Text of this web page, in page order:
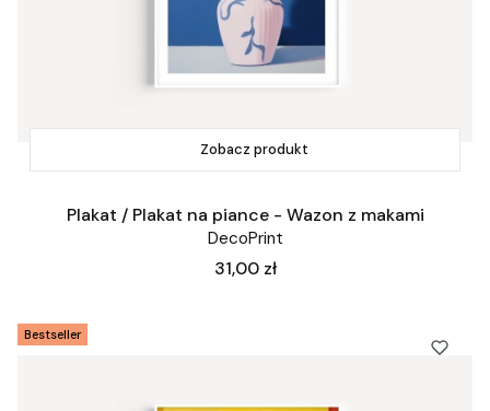
Zobacz produkt
Plakat / Plakat na piance - Wazon z makami
DecoPrint
Cena
31,00 zł
Bestseller